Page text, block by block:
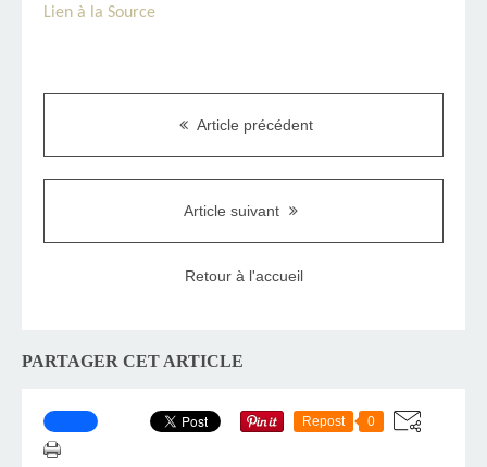
Lien à la Source
Article précédent
Article suivant
Retour à l'accueil
PARTAGER CET ARTICLE
Repost 0